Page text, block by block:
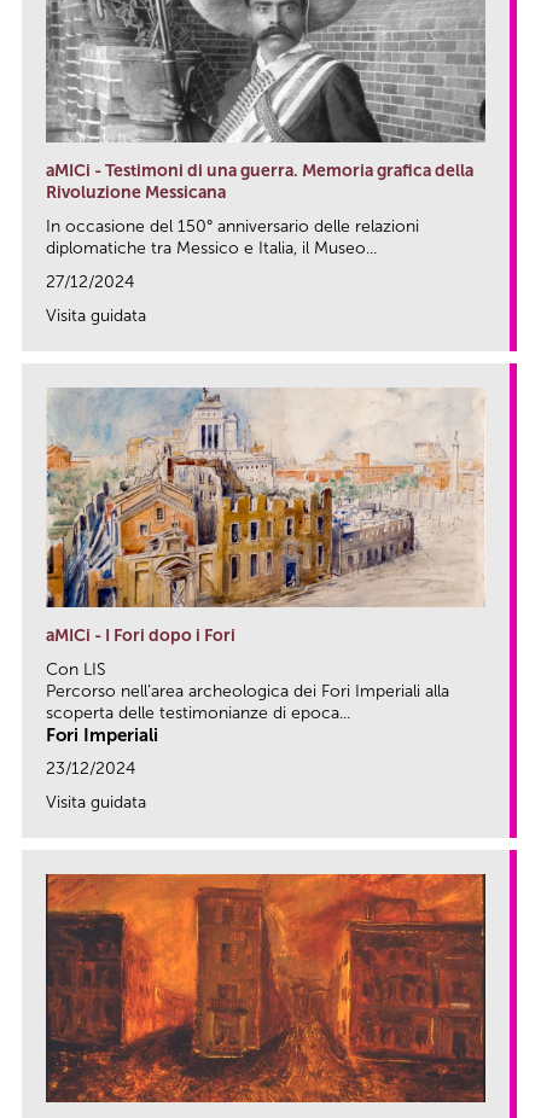
aMICi - Testimoni di una guerra. Memoria grafica della
Rivoluzione Messicana
In occasione del 150° anniversario delle relazioni
diplomatiche tra Messico e Italia, il Museo...
27/12/2024
Visita guidata
aMICi - I Fori dopo i Fori
Con LIS
Percorso nell’area archeologica dei Fori Imperiali alla
scoperta delle testimonianze di epoca...
Fori Imperiali
23/12/2024
Visita guidata